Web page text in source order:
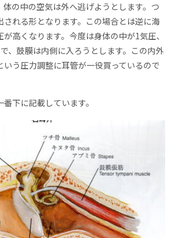
の中の空気は外へ逃げようとします。つ
される形となります。この場合とは逆に海
高くなります。今度は身体の中が1気圧、
、鼓膜は内側に入ろうとします。この内外
いう圧力調整に耳管が一役買っているので
下に記載しています。